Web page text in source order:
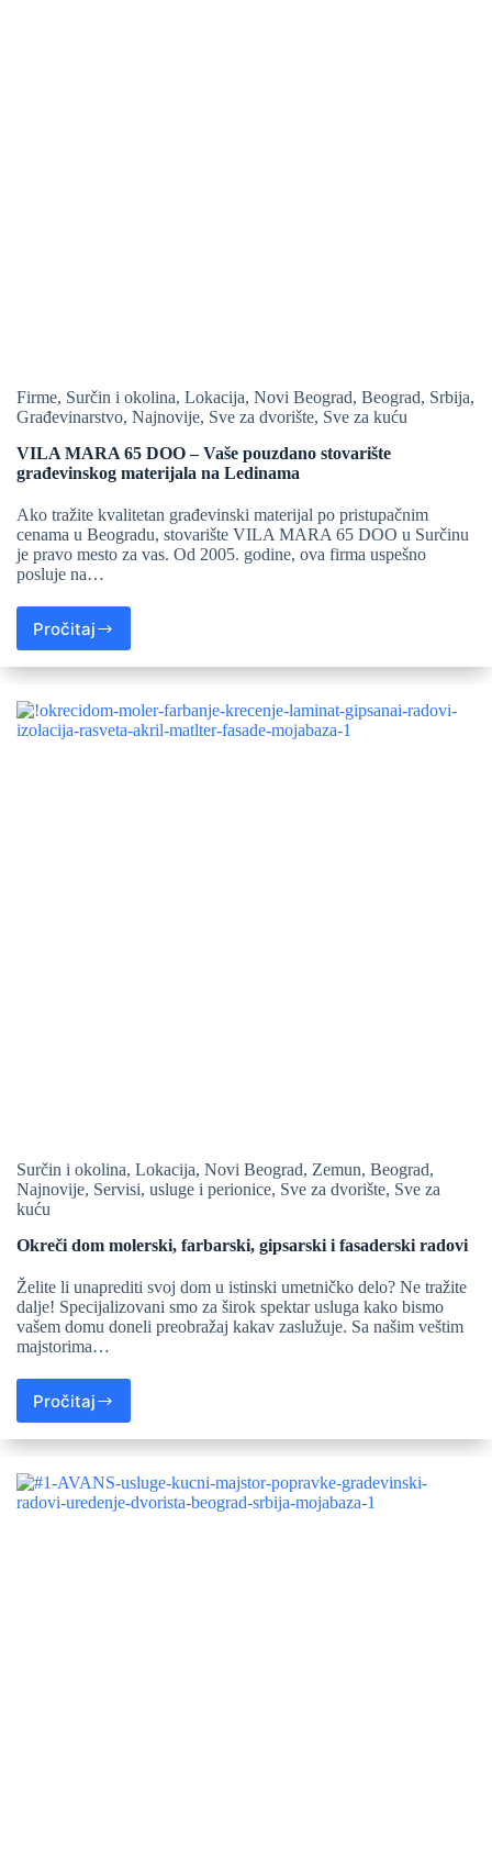
Firme, Surčin i okolina, Lokacija, Novi Beograd, Beograd, Srbija,
Građevinarstvo, Najnovije, Sve za dvorište, Sve za kuću
VILA MARA 65 DOO – Vaše pouzdano stovarište
građevinskog materijala na Ledinama
Ako tražite kvalitetan građevinski materijal po pristupačnim
cenama u Beogradu, stovarište VILA MARA 65 DOO u Surčinu
je pravo mesto za vas. Od 2005. godine, ova firma uspešno
posluje na…
Pročitaj
Surčin i okolina, Lokacija, Novi Beograd, Zemun, Beograd,
Najnovije, Servisi, usluge i perionice, Sve za dvorište, Sve za
kuću
Okreči dom molerski, farbarski, gipsarski i fasaderski radovi
Želite li unaprediti svoj dom u istinski umetničko delo? Ne tražite
dalje! Specijalizovani smo za širok spektar usluga kako bismo
vašem domu doneli preobražaj kakav zaslužuje. Sa našim veštim
majstorima…
Pročitaj